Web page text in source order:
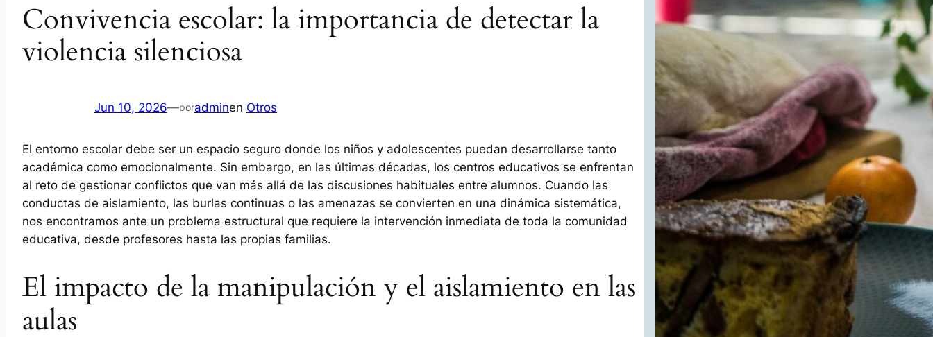
Convivencia escolar: la importancia de detectar la
violencia silenciosa
Jun 10, 2026—poradminen Otros
El entorno escolar debe ser un espacio seguro donde los niños y adolescentes puedan desarrollarse tanto
académica como emocionalmente. Sin embargo, en las últimas décadas, los centros educativos se enfrentan
al reto de gestionar conflictos que van más allá de las discusiones habituales entre alumnos. Cuando las
conductas de aislamiento, las burlas continuas o las amenazas se convierten en una dinámica sistemática,
nos encontramos ante un problema estructural que requiere la intervención inmediata de toda la comunidad
educativa, desde profesores hasta las propias familias.
El impacto de la manipulación y el aislamiento en las
aulas